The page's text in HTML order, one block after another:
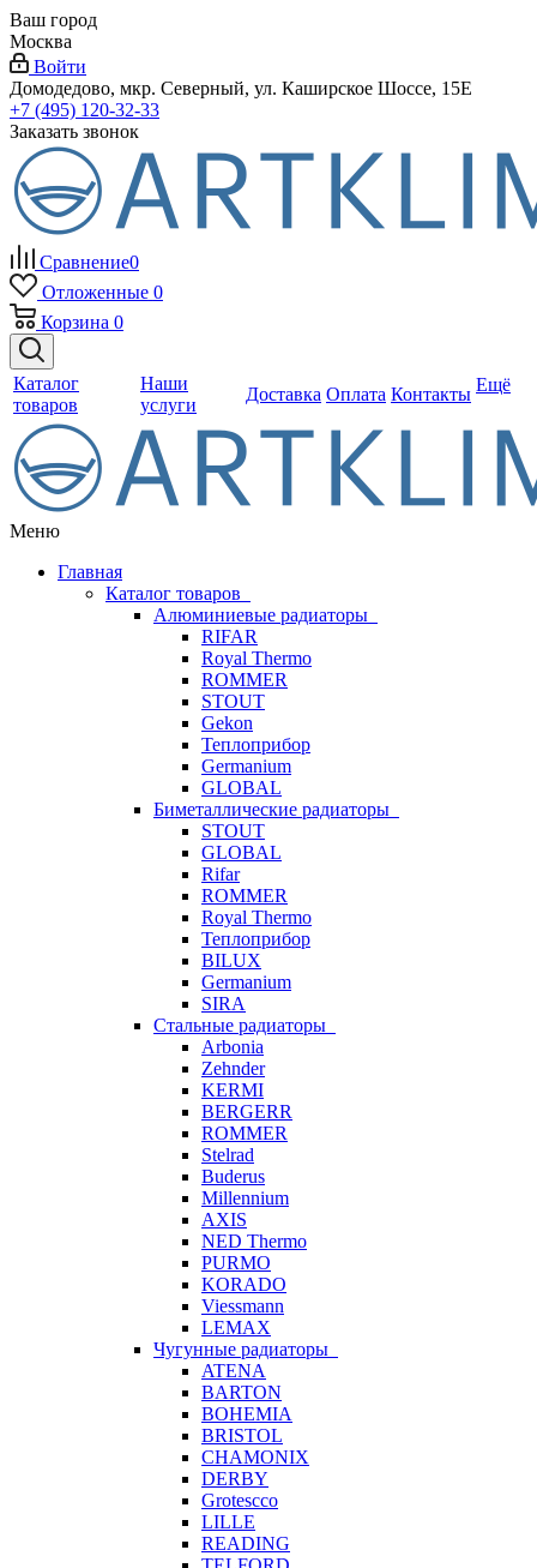
Ваш город
Москва
Войти
Домодедово, мкр. Северный, ул. Каширское Шоссе, 15Е
+7 (495) 120-32-33
Заказать звонок
Сравнение0
Отложенные 0
Корзина 0
Каталог
товаров
Наши
услуги
Доставка Оплата Контакты Ещё
Меню
Главная
Каталог товаров
Алюминиевые радиаторы
RIFAR
Royal Thermo
ROMMER
STOUT
Gekon
Теплоприбор
Germanium
GLOBAL
Биметаллические радиаторы
STOUT
GLOBAL
Rifar
ROMMER
Royal Thermo
Теплоприбор
BILUX
Germanium
SIRA
Стальные радиаторы
Arbonia
Zehnder
KERMI
BERGERR
ROMMER
Stelrad
Buderus
Millennium
AXIS
NED Thermo
PURMO
KORADO
Viessmann
LEMAX
Чугунные радиаторы
ATENA
BARTON
BOHEMIA
BRISTOL
CHAMONIX
DERBY
Grotescco
LILLE
READING